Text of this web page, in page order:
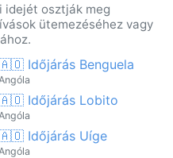
idejét osztják meg
ütemezéséhez vagy
Időjárás Benguela
Angóla
Időjárás Lobito
Angóla
Időjárás Uíge
Angóla